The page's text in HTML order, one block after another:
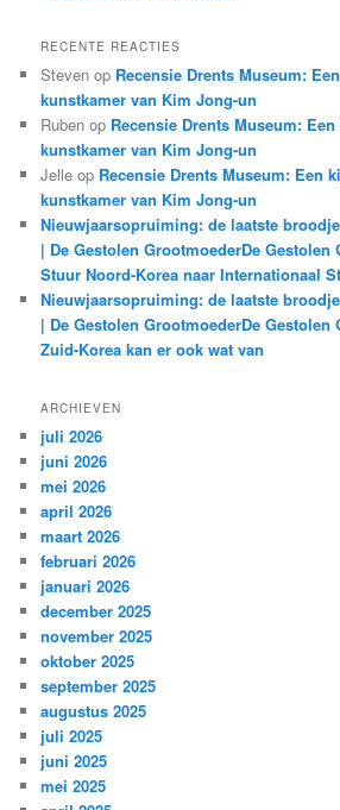
RECENTE REACTIES
Steven op Recensie Drents Museum:
kunstkamer van Kim Jong-un
Ruben op Recensie Drents Museum:
kunstkamer van Kim Jong-un
Jelle op Recensie Drents Museum: Een
kunstkamer van Kim Jong-un
Nieuwjaarsopruiming: de laatste
| De Gestolen GrootmoederDe Gestolen
Stuur Noord-Korea naar Internationaal
Nieuwjaarsopruiming: de laatste
| De Gestolen GrootmoederDe Gestolen
Zuid-Korea kan er ook wat van
ARCHIEVEN
juli 2026
juni 2026
mei 2026
april 2026
maart 2026
februari 2026
januari 2026
december 2025
november 2025
oktober 2025
september 2025
augustus 2025
juli 2025
juni 2025
mei 2025